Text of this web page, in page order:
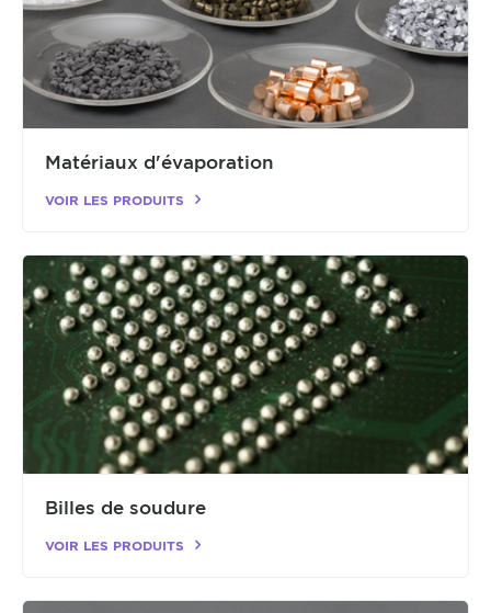
Matériaux d'évaporation
VOIR LES PRODUITS
Billes de soudure
VOIR LES PRODUITS